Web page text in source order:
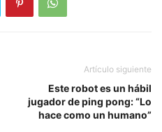
Artículo siguiente
Este robot es un hábil
jugador de ping pong: “Lo
hace como un humano”